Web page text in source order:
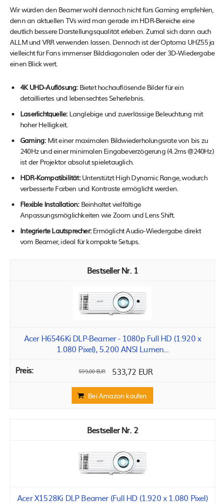
Wir würden den Beamer wohl dennoch nicht fürs Gaming empfehlen,
denn an aktuellen TVs wird man gerade im HDR-Bereiche eine
deutlich bessere Darstellungsqualität erleben. Zumal sich dann auch
ALLM und VRR verwenden lassen. Dennoch ist der Optoma UHZ55 ja
vielleicht für Fans immenser Bilddiagonalen oder der 3D-Wiedergabe
einen Blick wert.
4K UHD-Auflösung:Bietet hochauflösende Bilder für ein
detailliertes und lebensechtes Seherlebnis.
Laserlichtquelle:Langlebige und zuverlässige Beleuchtung mit
hoher Helligkeit.
Gaming:Mit einer maximalen Bildwiederholungsrate von bis zu
240Hz und einer minimalen Eingabeverzögerung (4.2ms @240Hz)
ist der Projektor absolut spieletauglich.
HDR-Kompatibilität:Unterstützt High Dynamic Range, wodurch
verbesserte Farben und Kontraste ermöglicht werden.
Flexible Installation:Beinhaltet vielfältige
Anpassungsmöglichkeiten wie Zoom und Lens Shift.
Integrierte Lautsprecher:Ermöglicht Audio-Wiedergabe direkt
vom Beamer, ideal für kompakte Setups.
1
Acer H6546Ki DLP-Beamer - 1080p Full HD (1.920 x
1.080 Pixel), 5.200 ANSI Lumen...
599,00 EUR 533,72 EUR
Bei Amazon kaufen
2
Acer X1528Ki DLP Beamer (Full HD (1.920 x 1.080 Pixel)